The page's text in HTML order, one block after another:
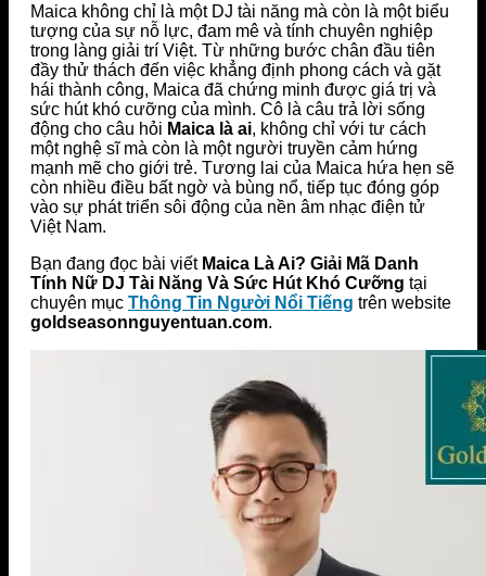
Maica không chỉ là một DJ tài năng mà còn là một biểu
tượng của sự nỗ lực, đam mê và tính chuyên nghiệp
trong làng giải trí Việt. Từ những bước chân đầu tiên
đầy thử thách đến việc khẳng định phong cách và gặt
hái thành công, Maica đã chứng minh được giá trị và
sức hút khó cưỡng của mình. Cô là câu trả lời sống
động cho câu hỏi Maica là ai, không chỉ với tư cách
một nghệ sĩ mà còn là một người truyền cảm hứng
mạnh mẽ cho giới trẻ. Tương lai của Maica hứa hẹn sẽ
còn nhiều điều bất ngờ và bùng nổ, tiếp tục đóng góp
vào sự phát triển sôi động của nền âm nhạc điện tử
Việt Nam.
Bạn đang đọc bài viết Maica Là Ai? Giải Mã Danh
Tính Nữ DJ Tài Năng Và Sức Hút Khó Cưỡng tại
chuyên mục Thông Tin Người Nổi Tiếng trên website
goldseasonnguyentuan.com.